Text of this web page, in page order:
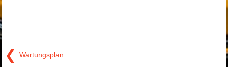
❮ Wartungsplan